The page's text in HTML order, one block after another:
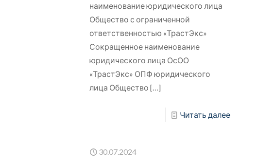
наименование юридического лица
Общество с ограниченной
ответственностью «ТрастЭкс»
Сокращенное наименование
юридического лица ОсОО
«ТрастЭкс» ОПФ юридического
лица Общество […]
Читать далее
30.07.2024